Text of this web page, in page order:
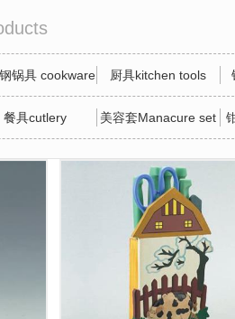
锅具 cookware 厨具kitchen tools
餐具cutlery 美容套Manacure set